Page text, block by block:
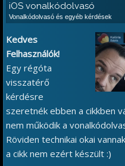
iOS vonalkódolvasó
Vonalkódolvasó és egyéb kérdések
Kedves
Felhasználók!
Egy régóta
visszatérő
kérdésre
szeretnék ebben a cikkben
nem működik a
Röviden technikai okai
a cikk nem ezért készült :)